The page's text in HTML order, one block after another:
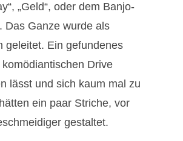
„Geld“, oder dem Banjo-
Das Ganze wurde als
geleitet. Ein gefundenes
Drive
lässt und sich kaum mal zu
ein paar Striche, vor
gestaltet.